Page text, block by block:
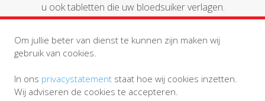
u ook tabletten die uw bloedsuiker verlagen.
diabetes-type-2
Om jullie beter van dienst te kunnen zijn maken wij
gebruik van cookies.
In ons privacystatement staat hoe wij cookies inzetten.
Wij adviseren de cookies te accepteren.